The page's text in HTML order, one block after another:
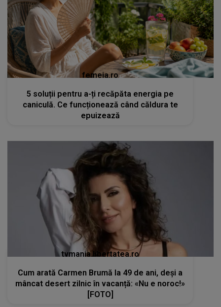
femeia.ro
5 soluții pentru a-ți recăpăta energia pe
caniculă. Ce funcționează când căldura te
epuizează
tvmania.libertatea.ro
Cum arată Carmen Brumă la 49 de ani, deși a
mâncat desert zilnic în vacanță: «Nu e noroc!»
[FOTO]